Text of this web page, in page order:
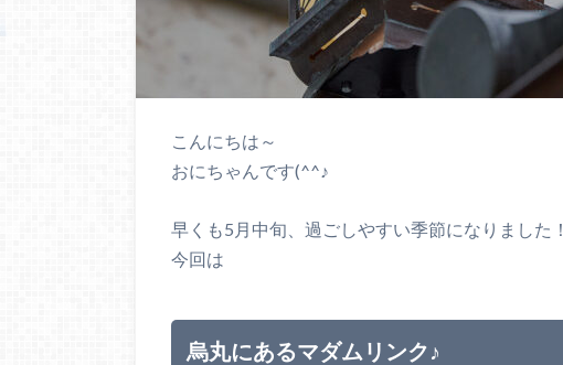
こんにちは～
おにちゃんです(^^♪
早くも5月中旬、過ごしやすい季節になりました！
今回は
烏丸にあるマダムリンク♪